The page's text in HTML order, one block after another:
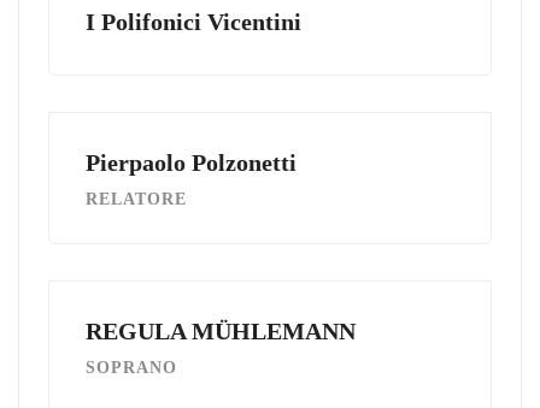
I Polifonici Vicentini
Pierpaolo Polzonetti
RELATORE
REGULA MÜHLEMANN
SOPRANO